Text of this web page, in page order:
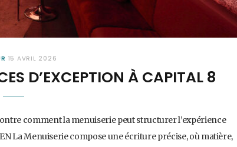
15 AVRIL 2026
D’EXCEPTION À CAPITAL 8
comment la menuiserie peut structurer l’expérience
La Menuiserie compose une écriture précise, où matière,